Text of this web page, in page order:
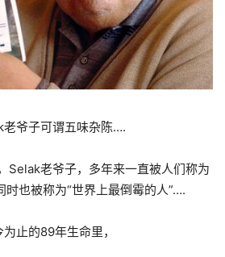
爷子可谓五味杂陈….
Selak老爷子，多年来一直被人们称为
时也被称为“世界上最倒霉的人”….
止的89年生命里，